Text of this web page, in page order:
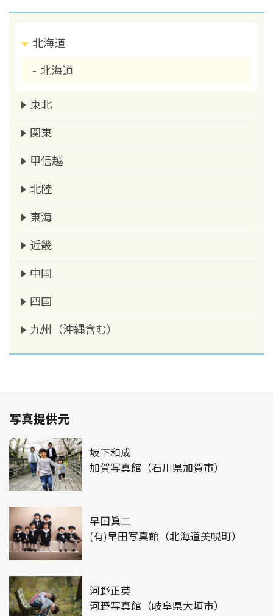
北海道
北海道
東北
関東
甲信越
北陸
東海
近畿
中国
四国
九州（沖縄含む）
写真提供元
坂下和成
加賀写真館（石川県加賀市）
早田眞二
(有)早田写真館（北海道美幌町）
河野正英
河野写真館（岐阜県大垣市）